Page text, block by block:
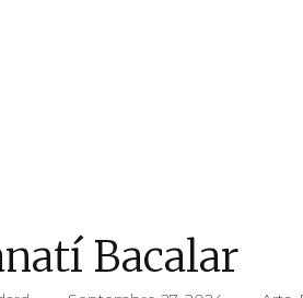
Bacalar